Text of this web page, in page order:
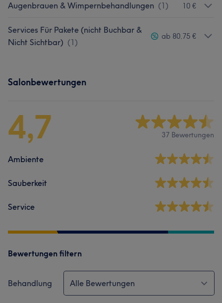
Augenbrauen & Wimpernbehandlungen (1) 10 €
Services Für Pakete (nicht Buchbar &
Nicht Sichtbar) (1)
ab 80,75 €
Salonbewertungen
4,7 37 Bewertungen
Ambiente
Sauberkeit
Service
Bewertungen filtern
Behandlung Alle Bewertungen